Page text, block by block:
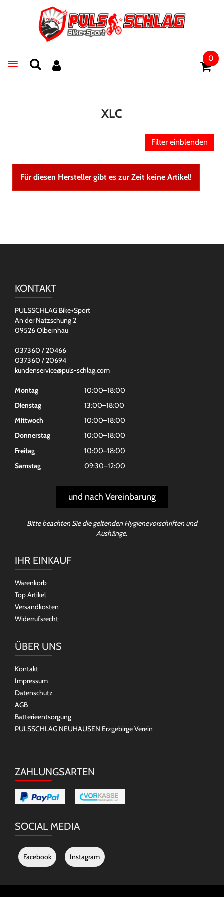
Toggle navigation
0
XLC
Filter einblenden
Für diesen Hersteller gibt es zur Zeit keine Artikel!
KONTAKT
PULSSCHLAG Bike+Sport
An der Natzschung 2
09526 Olbernhau
037360 / 20466
037360 / 20694
kundenservice@puls-schlag.com
Montag
10:00–18:00
Dienstag
13:00–18:00
Mittwoch
10:00–18:00
Donnerstag
10:00–18:00
Freitag
10:00–18:00
Samstag
09:30–12:00
und nach Vereinbarung
Bitte beachten Sie die geltenden Hygienevorschriften und
Aushänge.
IHR EINKAUF
Warenkorb
Top Artikel
Versandkosten
Widerrufsrecht
ÜBER UNS
Kontakt
Impressum
Datenschutz
AGB
Batterieentsorgung
PULSSCHLAG NEUHAUSEN Erzgebirge Verein
ZAHLUNGSARTEN
SOCIAL MEDIA
Facebook Instagram